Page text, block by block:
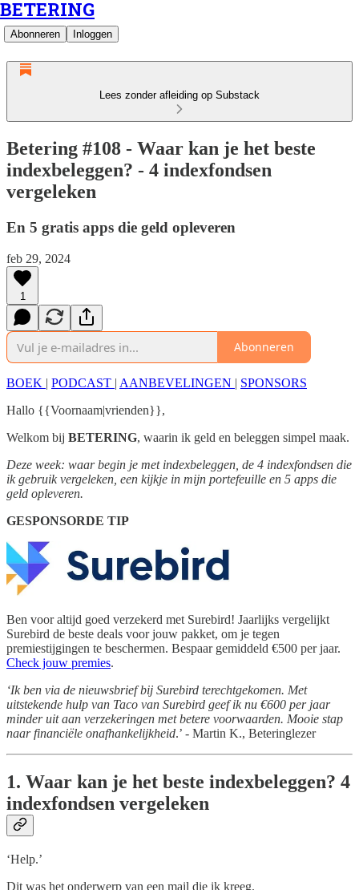
BETERING
Abonneren Inloggen
Lees zonder afleiding op Substack
Betering #108 - Waar kan je het beste
indexbeleggen? - 4 indexfondsen
vergeleken
En 5 gratis apps die geld opleveren
feb 29, 2024
1
Abonneren
BOEK | PODCAST | AANBEVELINGEN | SPONSORS
Hallo {{Voornaam|vrienden}},
Welkom bij BETERING, waarin ik geld en beleggen simpel maak.
Deze week: waar begin je met indexbeleggen, de 4 indexfondsen die
ik gebruik vergeleken, een kijkje in mijn portefeuille en 5 apps die
geld opleveren.
GESPONSORDE TIP
Ben voor altijd goed verzekerd met Surebird! Jaarlijks vergelijkt
Surebird de beste deals voor jouw pakket, om je tegen
premiestijgingen te beschermen. Bespaar gemiddeld €500 per jaar.
Check jouw premies.
‘Ik ben via de nieuwsbrief bij Surebird terechtgekomen. Met
uitstekende hulp van Taco van Surebird geef ik nu €600 per jaar
minder uit aan verzekeringen met betere voorwaarden. Mooie stap
naar financiële onafhankelijkheid.’ - Martin K., Beteringlezer
1. Waar kan je het beste indexbeleggen? 4
indexfondsen vergeleken
‘Help.’
Dit was het onderwerp van een mail die ik kreeg.